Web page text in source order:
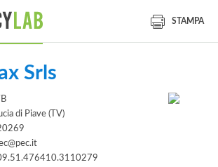
STAMPA
Srls
di Piave (TV)